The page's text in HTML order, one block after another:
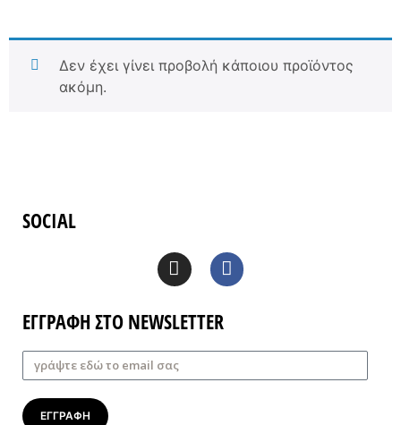
Δεν έχει γίνει προβολή κάποιου προϊόντος
ακόμη.
SOCIAL
ΕΓΓΡΑΦΗ ΣΤΟ NEWSLETTER
ΕΓΓΡΑΦΗ